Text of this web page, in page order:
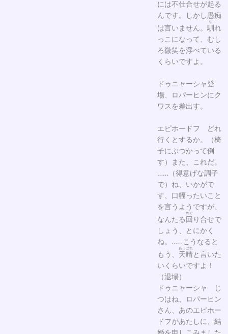
には不仕合せが起る
んです。しかし愚痴
は言いません。 馴
な
れ
っこになって、むし
ろ微笑を浮べている
くらいですよ。
ドゥニャーシャ登
場、ロパーヒンにク
ワスを差出す。
エピホードフ どれ
行くとするか。（椅
子にぶつかって倒
す）また、これだ。
……（得意げな調子
で）ね、いかがで
す、口幅ったいこと
を言うようですが、
なんたる 回
めぐ
り合せで
しょう、とにかく
ね。……こうなると
もう、 天晴
あっぱれ
と言いた
いくらいですよ！
（退場）
ドゥニャーシャ じ
つはね、ロパーヒン
さん、あのエピホー
ドフがあたしに、結